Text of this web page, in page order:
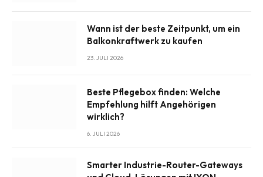
Wann ist der beste Zeitpunkt, um ein
Balkonkraftwerk zu kaufen
23. JULI 2026
Beste Pflegebox finden: Welche
Empfehlung hilft Angehörigen
wirklich?
6. JULI 2026
Smarter Industrie-Router-Gateways